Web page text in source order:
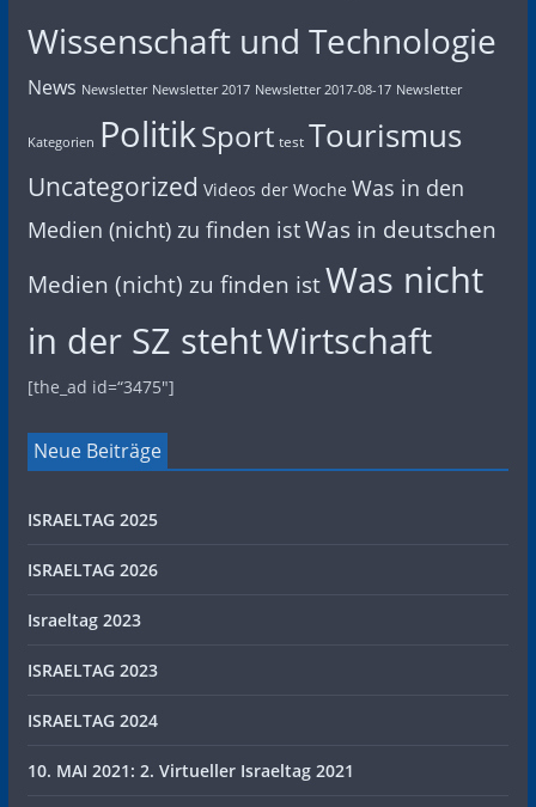
Wissenschaft und Technologie
News Newsletter Newsletter 2017 Newsletter 2017-08-17 Newsletter
Kategorien PolitikSport test Tourismus
Uncategorized Videos der Woche Was in den
Medien (nicht) zu finden istWas in deutschen
Medien (nicht) zu finden istWas nicht
in der SZ stehtWirtschaft
[the_ad id=“3475″]
Neue Beiträge
ISRAELTAG 2025
ISRAELTAG 2026
Israeltag 2023
ISRAELTAG 2023
ISRAELTAG 2024
10. MAI 2021: 2. Virtueller Israeltag 2021